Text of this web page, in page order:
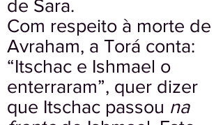
de Sara.
Com respeito à morte de
Avraham, a Torá conta:
“Itschac e Ishmael o
enterraram”, quer dizer
que Itschac passou na